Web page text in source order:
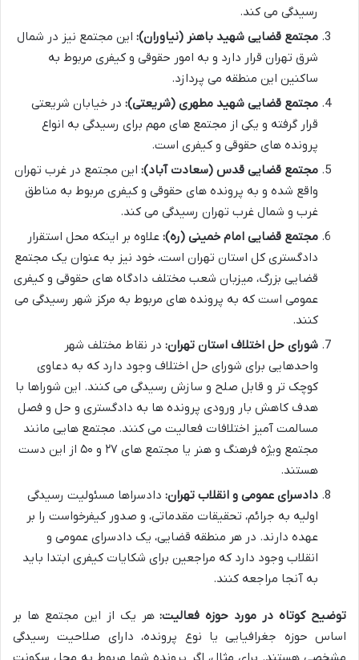
رسیدگی می کند.
مجتمع قضایی شهید باهنر (نیاوران): این مجتمع نیز در شمال
شرق تهران قرار دارد و به امور حقوقی و کیفری مربوط به
ساکنین این منطقه می پردازد.
مجتمع قضایی شهید مطهری (شریعتی): در خیابان شریعتی
قرار گرفته و یکی از مجتمع های مهم برای رسیدگی به انواع
پرونده های حقوقی و کیفری است.
مجتمع قضایی قدس (سعادت آباد): این مجتمع در غرب تهران
واقع شده و به پرونده های حقوقی و کیفری مربوط به مناطق
غرب و شمال غرب تهران رسیدگی می کند.
مجتمع قضایی امام خمینی (ره): علاوه بر اینکه محل استقرار
دادگستری کل استان تهران است، خود نیز به عنوان یک مجتمع
قضایی بزرگ، میزبان شعب مختلف دادگاه های حقوقی و کیفری
عمومی است که به پرونده های مربوط به مرکز شهر رسیدگی می
کنند.
شورای حل اختلاف استان تهران: در نقاط مختلف شهر
واحدهایی برای شورای حل اختلاف وجود دارد که به دعاوی
کوچک تر و قابل صلح و سازش رسیدگی می کنند. این شوراها با
هدف کاهش بار ورودی پرونده ها به دادگستری و حل و فصل
مسالمت آمیز اختلافات فعالیت می کنند. مجتمع هایی مانند
مجتمع ویژه فرهنگ و هنر یا مجتمع های ۲۷ و ۵۰ از این دست
هستند.
دادسرای عمومی و انقلاب تهران: دادسراها مسئولیت رسیدگی
اولیه به جرائم، تحقیقات مقدماتی، و صدور کیفرخواست را بر
عهده دارند. در هر منطقه قضایی، یک دادسرای عمومی و
انقلاب وجود دارد که مراجعین برای شکایات کیفری ابتدا باید
به آنجا مراجعه کنند.
توضیح کوتاه در مورد حوزه فعالیت:هر یک از این مجتمع ها بر
اساس حوزه جغرافیایی یا نوع پرونده، دارای صلاحیت رسیدگی